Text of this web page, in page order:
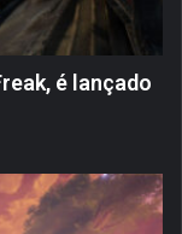
é lançado